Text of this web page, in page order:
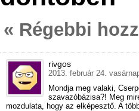
« Régebbi
rivgos
2013. február 24.
Mondja meg valaki,
szavazóbázisa?! Meg
mozdulata, hogy az elképesztő. A